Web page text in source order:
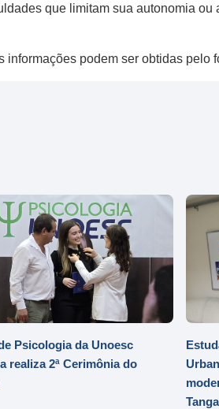
que limitam sua autonomia
informações​ podem ser obtidas​ pelo
Psicologia da Unoesc
realiza 2ª Cerimônia do